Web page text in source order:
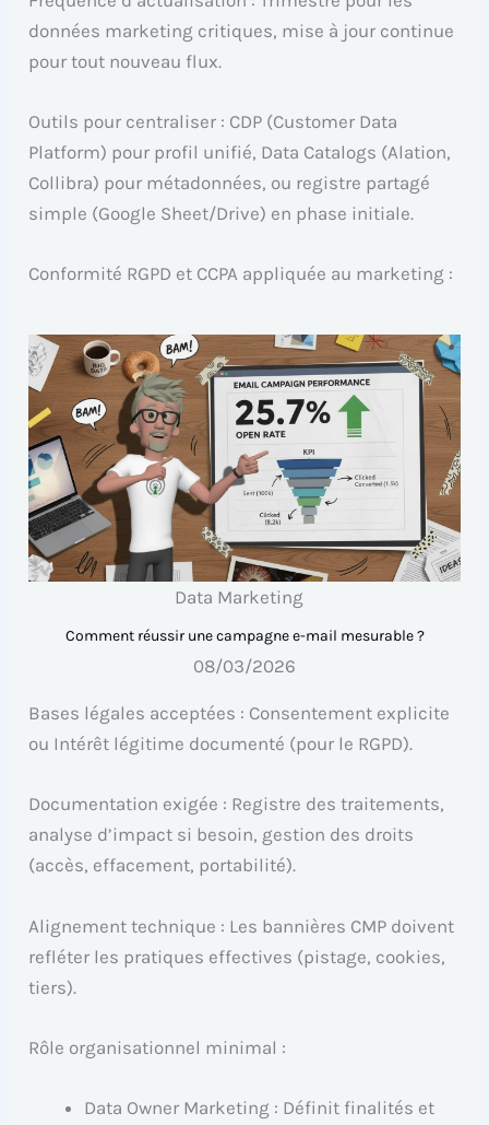
données marketing critiques, mise à jour continue
pour tout nouveau flux.
Outils pour centraliser : CDP (Customer Data
Platform) pour profil unifié, Data Catalogs (Alation,
Collibra) pour métadonnées, ou registre partagé
simple (Google Sheet/Drive) en phase initiale.
Conformité RGPD et CCPA appliquée au marketing :
Data Marketing
Comment réussir une campagne e-mail mesurable ?
08/03/2026
Bases légales acceptées : Consentement explicite
ou Intérêt légitime documenté (pour le RGPD).
Documentation exigée : Registre des traitements,
analyse d’impact si besoin, gestion des droits
(accès, effacement, portabilité).
Alignement technique : Les bannières CMP doivent
refléter les pratiques effectives (pistage, cookies,
tiers).
Rôle organisationnel minimal :
Data Owner Marketing : Définit finalités et